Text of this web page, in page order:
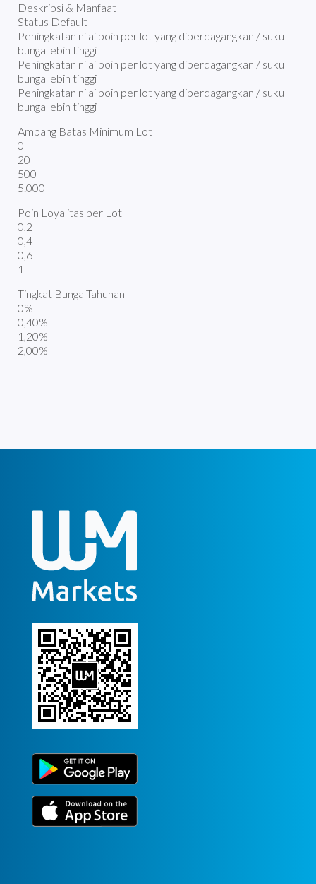
Deskripsi & Manfaat
Status Default
Peningkatan nilai poin per lot yang diperdagangkan / suku
bunga lebih tinggi
Peningkatan nilai poin per lot yang diperdagangkan / suku
bunga lebih tinggi
Peningkatan nilai poin per lot yang diperdagangkan / suku
bunga lebih tinggi
Ambang Batas Minimum Lot
0
20
500
5.000
Poin Loyalitas per Lot
0,2
0,4
0,6
1
Tingkat Bunga Tahunan
0%
0,40%
1,20%
2,00%